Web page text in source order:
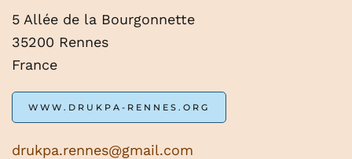
5 Allée de la Bourgonnette
35200 Rennes
France
WWW.DRUKPA-RENNES.ORG
drukpa.rennes@gmail.com